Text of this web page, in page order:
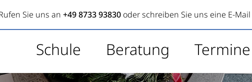
Sie uns an +49 8733 93830 oder schreiben Sie uns eine E-Mail
Schule Beratung Termine